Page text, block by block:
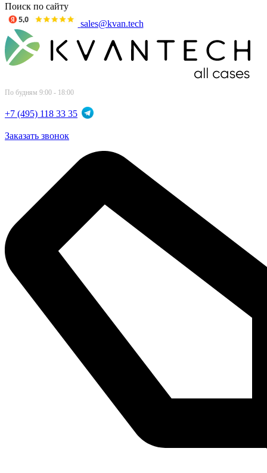
Поиск по сайту
sales@kvan.tech
По будням 9:00 - 18:00
+7 (495) 118 33 35
Заказать звонок